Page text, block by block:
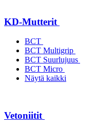
KD-Mutterit
BCT
BCT Multigrip
BCT Suurlujuus
BCT Micro
Näytä kaikki
Vetoniitit